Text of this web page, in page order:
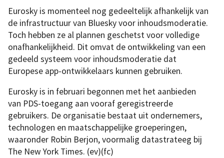
Eurosky is momenteel nog gedeeltelijk afhankelijk van
de infrastructuur van Bluesky voor inhoudsmoderatie.
Toch hebben ze al plannen geschetst voor volledige
onafhankelijkheid. Dit omvat de ontwikkeling van een
gedeeld systeem voor inhoudsmoderatie dat
Europese app-ontwikkelaars kunnen gebruiken.
Eurosky is in februari begonnen met het aanbieden
van PDS-toegang aan vooraf geregistreerde
gebruikers. De organisatie bestaat uit ondernemers,
technologen en maatschappelijke groeperingen,
waaronder Robin Berjon, voormalig datastrateeg bij
The New York Times. (ev)(fc)